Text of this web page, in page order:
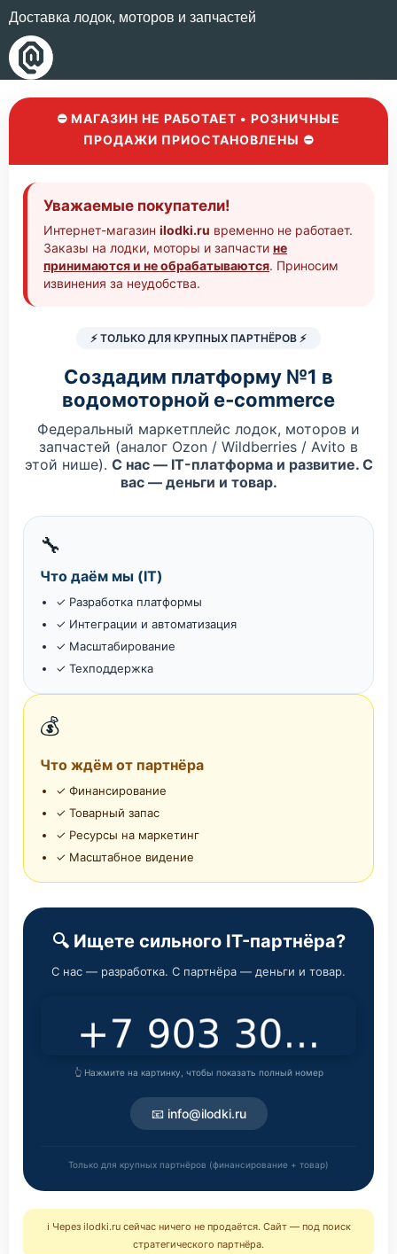
Доставка лодок, моторов и запчастей
⛔ МАГАЗИН НЕ РАБОТАЕТ • РОЗНИЧНЫЕ
ПРОДАЖИ ПРИОСТАНОВЛЕНЫ ⛔
Уважаемые покупатели!
Интернет-магазин ilodki.ru временно не работает.
Заказы на лодки, моторы и запчасти не
принимаются и не обрабатываются. Приносим
извинения за неудобства.
⚡ ТОЛЬКО ДЛЯ КРУПНЫХ ПАРТНЁРОВ ⚡
Создадим платформу №1 в
водомоторной e‑commerce
Федеральный маркетплейс лодок, моторов и
запчастей (аналог Ozon / Wildberries / Avito в
этой нише). С нас — IT-платформа и развитие. С
вас — деньги и товар.
🔧
Что даём мы (IT)
✓ Разработка платформы
✓ Интеграции и автоматизация
✓ Масштабирование
✓ Техподдержка
💰
Что ждём от партнёра
✓ Финансирование
✓ Товарный запас
✓ Ресурсы на маркетинг
✓ Масштабное видение
🔍 Ищете сильного IT-партнёра?
С нас — разработка. С партнёра — деньги и товар.
👆 Нажмите на картинку, чтобы показать полный номер
📧 info@ilodki.ru
Только для крупных партнёров (финансирование + товар)
ℹ️ Через ilodki.ru сейчас ничего не продаётся. Сайт — под поиск
стратегического партнёра.